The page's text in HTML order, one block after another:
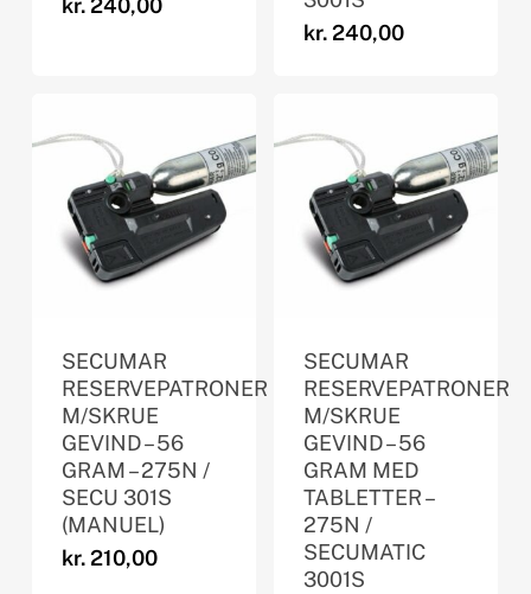
kr.240,00
kr.240,00
SECUMAR
RESERVEPATRONER
M/SKRUE
GEVIND – 56
GRAM – 275N /
SECU 301S
(MANUEL)
kr.210,00
SECUMAR
RESERVEPATRONER
M/SKRUE
GEVIND – 56
GRAM MED
TABLETTER –
275N /
SECUMATIC
3001S